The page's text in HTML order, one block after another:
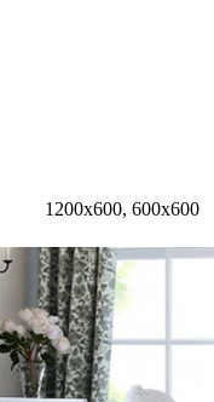
1200x600, 600x600